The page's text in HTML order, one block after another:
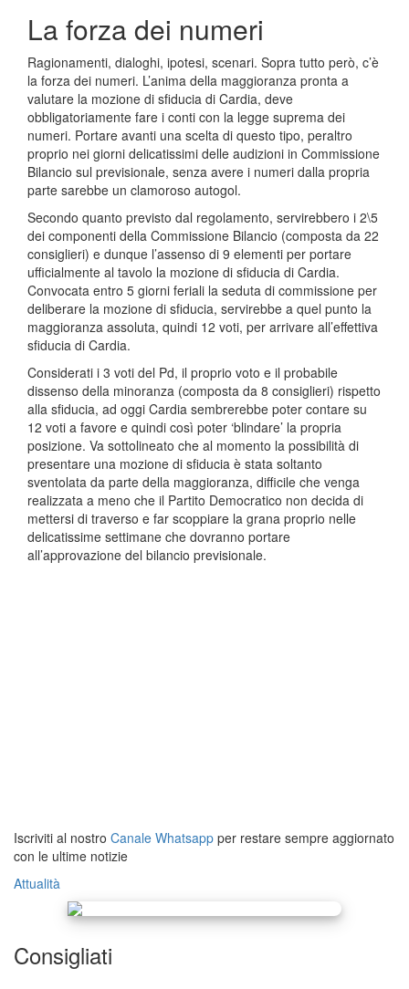
La forza dei numeri
Ragionamenti, dialoghi, ipotesi, scenari. Sopra tutto però, c’è
la forza dei numeri. L’anima della maggioranza pronta a
valutare la mozione di sfiducia di Cardia, deve
obbligatoriamente fare i conti con la legge suprema dei
numeri. Portare avanti una scelta di questo tipo, peraltro
proprio nei giorni delicatissimi delle audizioni in Commissione
Bilancio sul previsionale, senza avere i numeri dalla propria
parte sarebbe un clamoroso autogol.
Secondo quanto previsto dal regolamento, servirebbero i 2\5
dei componenti della Commissione Bilancio (composta da 22
consiglieri) e dunque l’assenso di 9 elementi per portare
ufficialmente al tavolo la mozione di sfiducia di Cardia.
Convocata entro 5 giorni feriali la seduta di commissione per
deliberare la mozione di sfiducia, servirebbe a quel punto la
maggioranza assoluta, quindi 12 voti, per arrivare all’effettiva
sfiducia di Cardia.
Considerati i 3 voti del Pd, il proprio voto e il probabile
dissenso della minoranza (composta da 8 consiglieri) rispetto
alla sfiducia, ad oggi Cardia sembrerebbe poter contare su
12 voti a favore e quindi così poter ‘blindare’ la propria
posizione. Va sottolineato che al momento la possibilità di
presentare una mozione di sfiducia è stata soltanto
sventolata da parte della maggioranza, difficile che venga
realizzata a meno che il Partito Democratico non decida di
mettersi di traverso e far scoppiare la grana proprio nelle
delicatissime settimane che dovranno portare
all’approvazione del bilancio previsionale.
Iscriviti al nostro Canale Whatsapp per restare sempre aggiornato
con le ultime notizie
Attualità
Consigliati